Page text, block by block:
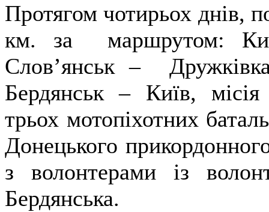
Протягом чотирьох днів,
км. за маршрутом:
Слов’янськ –
Бердянськ – Київ, місія
трьох мотопіхотних
Донецького
з волонтерами із
Бердянська.